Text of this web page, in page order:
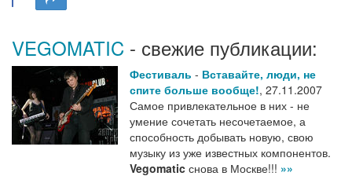
VEGOMATIC - свежие публикации:
Фестиваль - Вставайте, люди, не
спите больше вообще!, 27.11.2007
Самое привлекательное в них - не
умение сочетать несочетаемое, а
способность добывать новую, свою
музыку из уже известных компонентов.
Vegomatic снова в Москве!!! »»